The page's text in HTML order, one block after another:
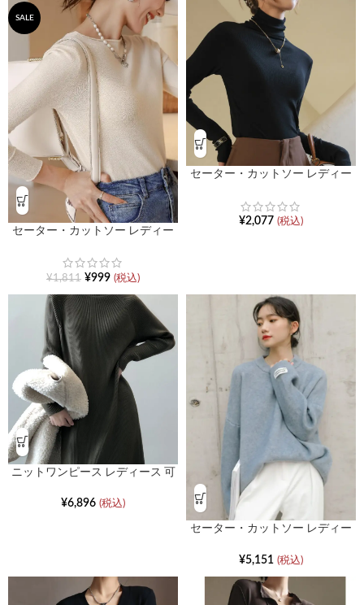
SALE
セーター・カットソー レディー
ブラウス
¥1,811 ¥999 (税込)
セーター・カットソー レディー
ァッションボトム
¥2,077 (税込)
ニットワンピース レディース 可
トムセーター
¥6,896 (税込)
セーター・カットソー レディー
ルオーバージャンパー
¥5,151 (税込)